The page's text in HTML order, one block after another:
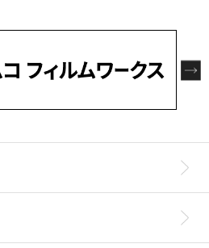
A-on STORE Powered by
アクリルパネル（100mm四方）
通販含む/池袋店はご予約のみ
年3月25日（水）
ン映像 ＊